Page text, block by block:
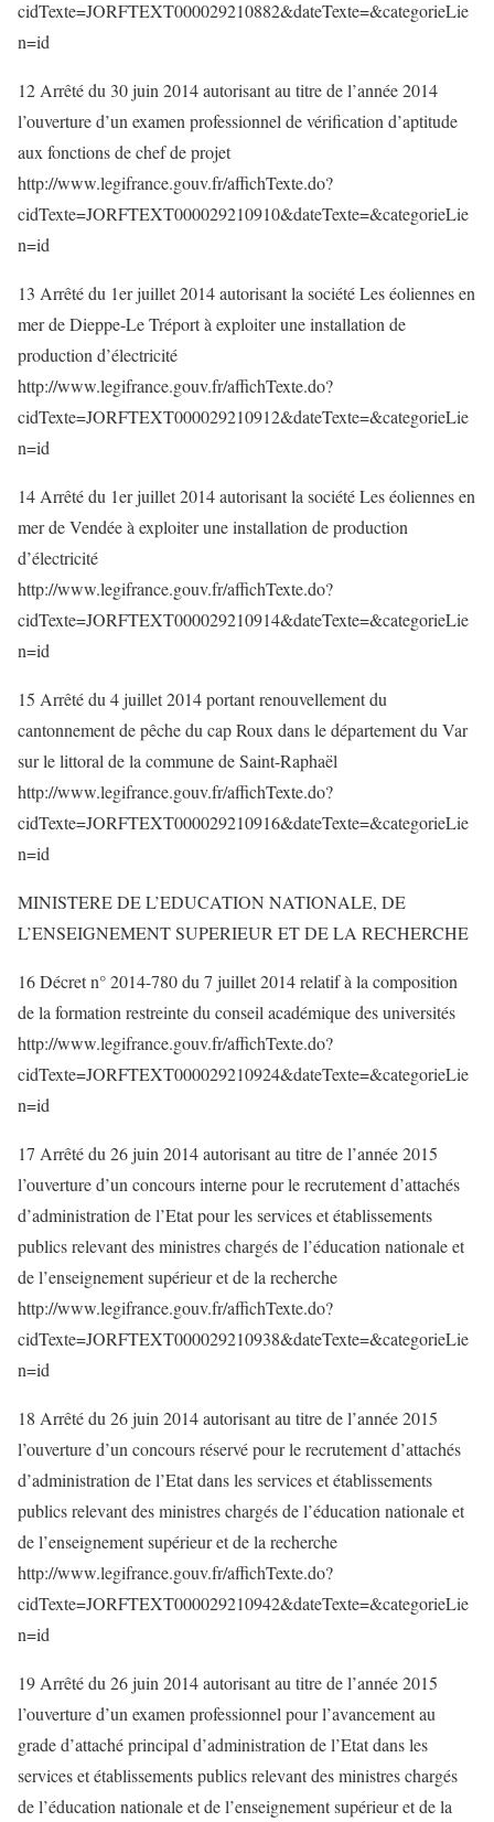
cidTexte=JORFTEXT000029210882&dateTexte=&categorieLie
n=id
12 Arrêté du 30 juin 2014 autorisant au titre de l’année 2014
l’ouverture d’un examen professionnel de vérification d’aptitude
aux fonctions de chef de projet
http://www.legifrance.gouv.fr/affichTexte.do?
cidTexte=JORFTEXT000029210910&dateTexte=&categorieLie
n=id
13 Arrêté du 1er juillet 2014 autorisant la société Les éoliennes en
mer de Dieppe-Le Tréport à exploiter une installation de
production d’électricité
http://www.legifrance.gouv.fr/affichTexte.do?
cidTexte=JORFTEXT000029210912&dateTexte=&categorieLie
n=id
14 Arrêté du 1er juillet 2014 autorisant la société Les éoliennes en
mer de Vendée à exploiter une installation de production
d’électricité
http://www.legifrance.gouv.fr/affichTexte.do?
cidTexte=JORFTEXT000029210914&dateTexte=&categorieLie
n=id
15 Arrêté du 4 juillet 2014 portant renouvellement du
cantonnement de pêche du cap Roux dans le département du Var
sur le littoral de la commune de Saint-Raphaël
http://www.legifrance.gouv.fr/affichTexte.do?
cidTexte=JORFTEXT000029210916&dateTexte=&categorieLie
n=id
MINISTERE DE L’EDUCATION NATIONALE, DE
L’ENSEIGNEMENT SUPERIEUR ET DE LA RECHERCHE
16 Décret n° 2014-780 du 7 juillet 2014 relatif à la composition
de la formation restreinte du conseil académique des universités
http://www.legifrance.gouv.fr/affichTexte.do?
cidTexte=JORFTEXT000029210924&dateTexte=&categorieLie
n=id
17 Arrêté du 26 juin 2014 autorisant au titre de l’année 2015
l’ouverture d’un concours interne pour le recrutement d’attachés
d’administration de l’Etat pour les services et établissements
publics relevant des ministres chargés de l’éducation nationale et
de l’enseignement supérieur et de la recherche
http://www.legifrance.gouv.fr/affichTexte.do?
cidTexte=JORFTEXT000029210938&dateTexte=&categorieLie
n=id
18 Arrêté du 26 juin 2014 autorisant au titre de l’année 2015
l’ouverture d’un concours réservé pour le recrutement d’attachés
d’administration de l’Etat dans les services et établissements
publics relevant des ministres chargés de l’éducation nationale et
de l’enseignement supérieur et de la recherche
http://www.legifrance.gouv.fr/affichTexte.do?
cidTexte=JORFTEXT000029210942&dateTexte=&categorieLie
n=id
19 Arrêté du 26 juin 2014 autorisant au titre de l’année 2015
l’ouverture d’un examen professionnel pour l’avancement au
grade d’attaché principal d’administration de l’Etat dans les
services et établissements publics relevant des ministres chargés
de l’éducation nationale et de l’enseignement supérieur et de la